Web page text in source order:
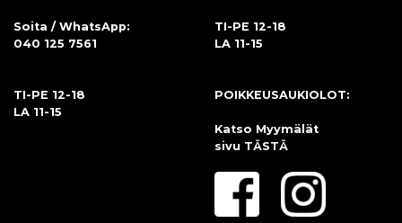
Soita / WhatsApp:
040 125 7561
TI-PE 12-18
LA 11-15
TI-PE 12-18
LA 11-15
POIKKEUSAUKIOLOT:
Katso Myymälät
sivu TÄSTÄ